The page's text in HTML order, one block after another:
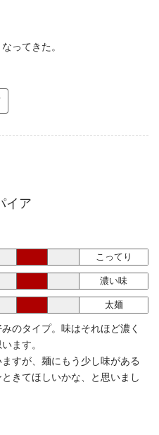
ってきた。
イア
こってり
濃い味
太麺
のタイプ。味はそれほど濃く
ます。
すが、麺にもう少し味がある
きてほしいかな、と思いまし